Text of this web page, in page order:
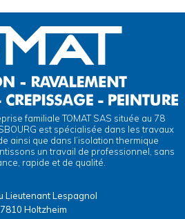
familiale TOMAT SAS située au 78
est spécialisée dans les travaux
ainsi que dans l’isolation thermique
un travail de professionnel, sans
rapide et de qualité.
Lieutenant Lespagnol
Holtzheim